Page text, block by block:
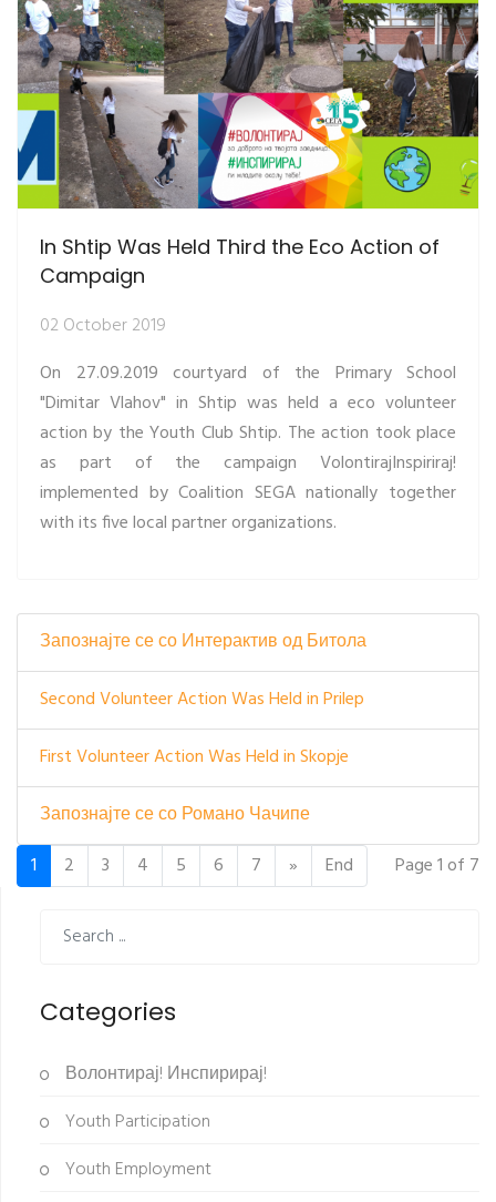
In Shtip Was Held Third the Eco Action of
Campaign
02 October 2019
On 27.09.2019 courtyard of the Primary School
"Dimitar Vlahov" in Shtip was held a eco volunteer
action by the Youth Club Shtip. The action took place
as part of the campaign VolontirajInspiriraj!
implemented by Coalition SEGA nationally together
with its five local partner organizations.
Запознајте се со Интерактив од Битола
Second Volunteer Action Was Held in Prilep
First Volunteer Action Was Held in Skopje
Запознајте се со Романо Чачипе
1
2 3 4 5 6 7 » End Page 1 of 7
Categories
Волонтирај! Инспирирај!
Youth Participation
Youth Employment